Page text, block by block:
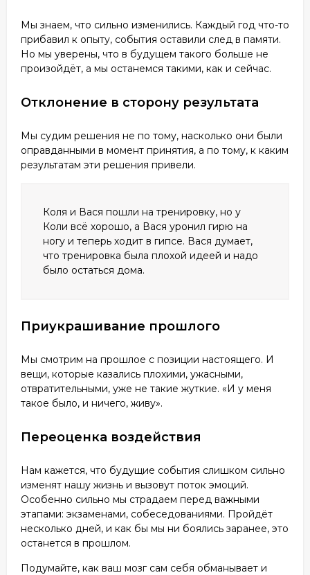
Мы знаем, что сильно изменились. Каждый год что-то
прибавил к опыту, события оставили след в памяти.
Но мы уверены, что в будущем такого больше не
произойдёт, а мы останемся такими, как и сейчас.
Отклонение в сторону результата
Мы судим решения не по тому, насколько они были
оправданными в момент принятия, а по тому, к каким
результатам эти решения привели.
Коля и Вася пошли на тренировку, но у
Коли всё хорошо, а Вася уронил гирю на
ногу и теперь ходит в гипсе. Вася думает,
что тренировка была плохой идеей и надо
было остаться дома.
Приукрашивание прошлого
Мы смотрим на прошлое с позиции настоящего. И
вещи, которые казались плохими, ужасными,
отвратительными, уже не такие жуткие. «И у меня
такое было, и ничего, живу».
Переоценка воздействия
Нам кажется, что будущие события слишком сильно
изменят нашу жизнь и вызовут поток эмоций.
Особенно сильно мы страдаем перед важными
этапами: экзаменами, собеседованиями. Пройдёт
несколько дней, и как бы мы ни боялись заранее, это
останется в прошлом.
Подумайте, как ваш мозг сам себя обманывает и